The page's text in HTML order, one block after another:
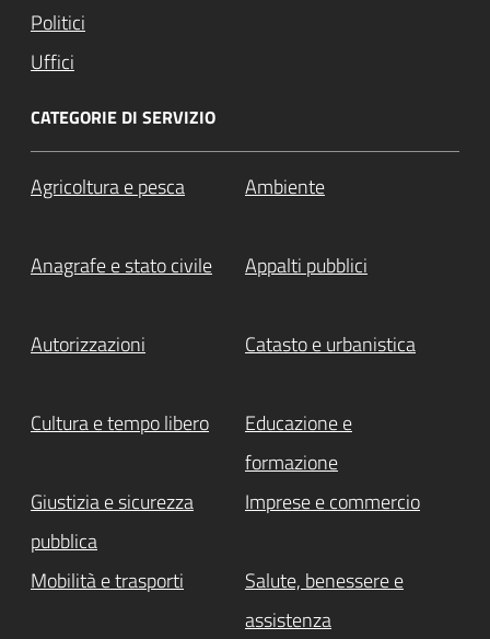
Politici
Uffici
CATEGORIE DI SERVIZIO
Agricoltura e pesca Ambiente
Anagrafe e stato civile Appalti pubblici
Autorizzazioni Catasto e urbanistica
Cultura e tempo libero
Educazione e
formazione
Giustizia e sicurezza
pubblica
Imprese e commercio
Mobilità e trasporti
Salute, benessere e
assistenza